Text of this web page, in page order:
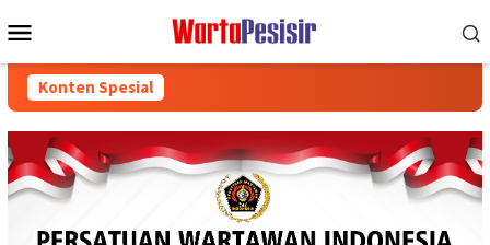
ke
Mobile
Konten Spesial